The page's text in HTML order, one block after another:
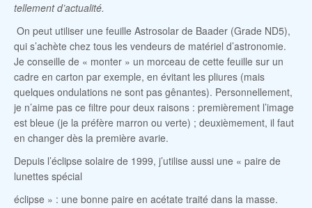
tellement d’actualité.
On peut utiliser une feuille Astrosolar de Baader (Grade ND5),
qui s’achète chez tous les vendeurs de matériel d’astronomie.
Je conseille de « monter » un morceau de cette feuille sur un
cadre en carton par exemple, en évitant les pliures (mais
quelques ondulations ne sont pas gênantes). Personnellement,
je n’aime pas ce filtre pour deux raisons : premièrement l’image
est bleue (je la préfère marron ou verte) ; deuxièmement, il faut
en changer dès la première avarie.
Depuis l’éclipse solaire de 1999, j’utilise aussi une « paire de
lunettes spécial
éclipse » : une bonne paire en acétate traité dans la masse.